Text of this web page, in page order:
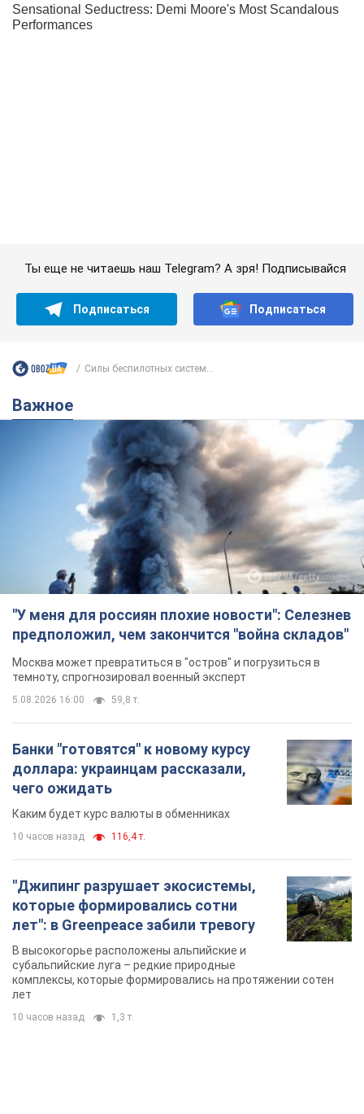
"У меня для россиян плохие новости": Селезнев
предположил, чем закончится "война складов"
Москва может превратиться в "остров" и погрузиться в
темноту, спрогнозировал военный эксперт
5.08.2026 16:00 59,8 т.
Банки "готовятся" к новому курсу
доллара: украинцам рассказали,
чего ожидать
10 часов назад
"Джипинг разрушает экосистемы,
которые формировались сотни
субальпийские луга – редкие природные
комплексы, которые формировались на протяжении сотен
лет